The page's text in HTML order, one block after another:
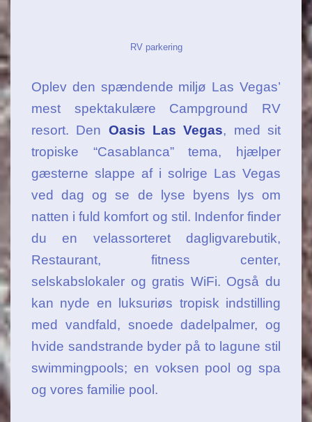
RV parkering
Oplev den spændende miljø Las Vegas’
mest spektakulære Campground RV
resort. Den Oasis Las Vegas, med sit
tropiske “Casablanca” tema, hjælper
gæsterne slappe af i solrige Las Vegas
ved dag og se de lyse byens lys om
natten i fuld komfort og stil. Indenfor finder
du en velassorteret dagligvarebutik,
Restaurant, fitness center,
selskabslokaler og gratis WiFi. Også du
kan nyde en luksuriøs tropisk indstilling
med vandfald, snoede dadelpalmer, og
hvide sandstrande byder på to lagune stil
swimmingpools; en voksen pool og spa
og vores familie pool.